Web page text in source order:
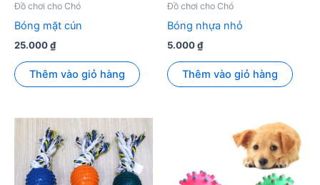
Đồ chơi cho Chó
Bóng mặt cún
25.000₫
Thêm vào giỏ hàng
Đồ chơi cho Chó
Bóng nhựa nhỏ
5.000₫
Thêm vào giỏ hàng